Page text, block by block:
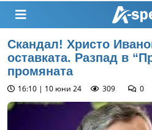
Скандал! Христо
оставката. Разпад в
промяната
16:10 | 10 юни 24 309 0